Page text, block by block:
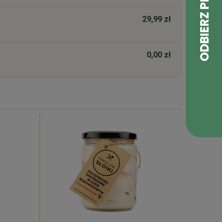
29,99 zł
0,00 zł